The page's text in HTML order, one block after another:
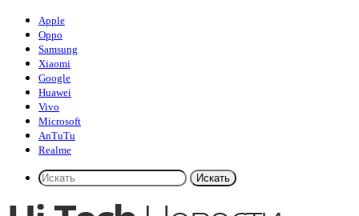
Apple
Oppo
Samsung
Xiaomi
Google
Huawei
Vivo
Microsoft
AnTuTu
Realme
Искать